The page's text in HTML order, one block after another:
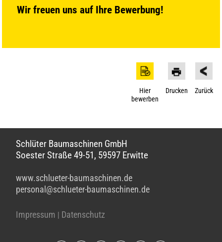
Wir freuen uns auf Ihre Bewerbung!
Hier
bewerben
Drucken Zurück
Schlüter Baumaschinen GmbH
Soester Straße 49-51, 59597 Erwitte
www.schlueter-baumaschinen.de
personal@schlueter-baumaschinen.de
Impressum | Datenschutz